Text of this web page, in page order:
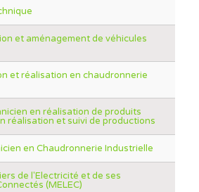
et aménagement de véhicules
et réalisation en chaudronnerie
en réalisation de produits
réalisation et suivi de productions
en Chaudronnerie Industrielle
de l'Electricité et de ses
(MELEC)